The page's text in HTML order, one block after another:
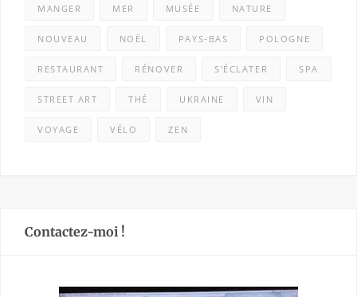
MANGER MER MUSÉE NATURE
NOUVEAU NOËL PAYS-BAS POLOGNE
RESTAURANT RÉNOVER S'ÉCLATER SPA
STREET ART THÉ UKRAINE VIN
VOYAGE VÉLO ZEN
Contactez-moi !